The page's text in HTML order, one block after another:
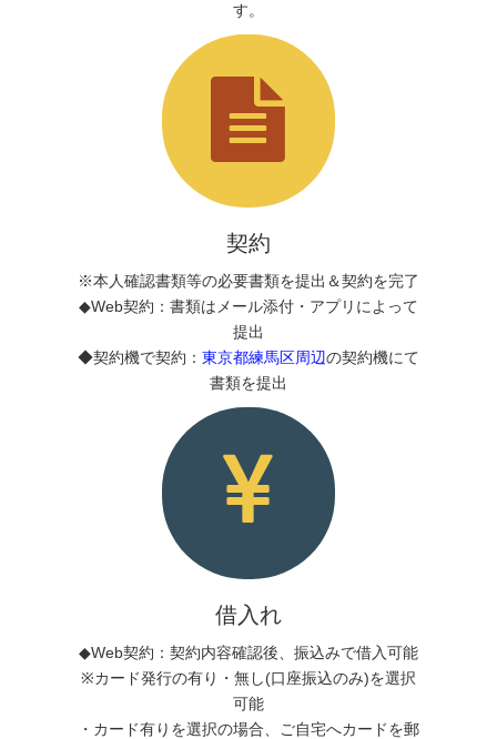
す。
契約
※本人確認書類等の必要書類を提出＆契約を完了
◆Web契約：書類はメール添付・アプリによって
提出
◆契約機で契約： 東京都練馬区周辺の契約機にて
書類を提出
借入れ
◆Web契約：契約内容確認後、振込みで借入可能
※カード発行の有り・無し(口座振込のみ)を選択
可能
・カード有りを選択の場合、ご自宅へカードを郵